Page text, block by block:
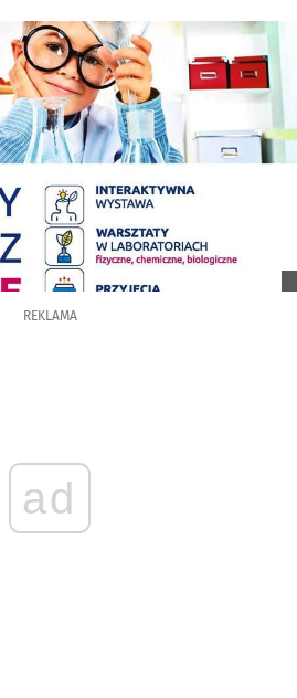
REKLAMA
ad